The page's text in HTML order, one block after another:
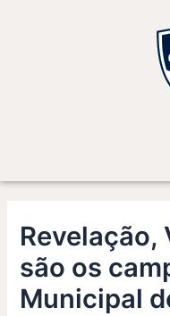
Revelação,
são os
Municipal